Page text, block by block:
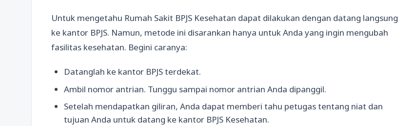
Untuk mengetahu Rumah Sakit BPJS Kesehatan dapat dilakukan dengan datang langsung
ke kantor BPJS. Namun, metode ini disarankan hanya untuk Anda yang ingin mengubah
fasilitas kesehatan. Begini caranya:
Datanglah ke kantor BPJS terdekat.
Ambil nomor antrian. Tunggu sampai nomor antrian Anda dipanggil.
Setelah mendapatkan giliran, Anda dapat memberi tahu petugas tentang niat dan
tujuan Anda untuk datang ke kantor BPJS Kesehatan.